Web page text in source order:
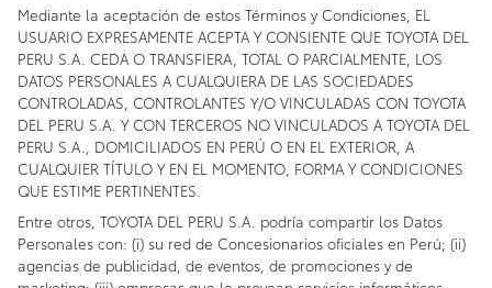
Mediante la aceptación de estos Términos y Condiciones, EL
USUARIO EXPRESAMENTE ACEPTA Y CONSIENTE QUE TOYOTA DEL
PERU S.A. CEDA O TRANSFIERA, TOTAL O PARCIALMENTE, LOS
DATOS PERSONALES A CUALQUIERA DE LAS SOCIEDADES
CONTROLADAS, CONTROLANTES Y/O VINCULADAS CON TOYOTA
DEL PERU S.A. Y CON TERCEROS NO VINCULADOS A TOYOTA DEL
PERU S.A., DOMICILIADOS EN PERÚ O EN EL EXTERIOR, A
CUALQUIER TÍTULO Y EN EL MOMENTO, FORMA Y CONDICIONES
QUE ESTIME PERTINENTES.
Entre otros, TOYOTA DEL PERU S.A. podría compartir los Datos
Personales con: (i) su red de Concesionarios oficiales en Perú; (ii)
agencias de publicidad, de eventos, de promociones y de